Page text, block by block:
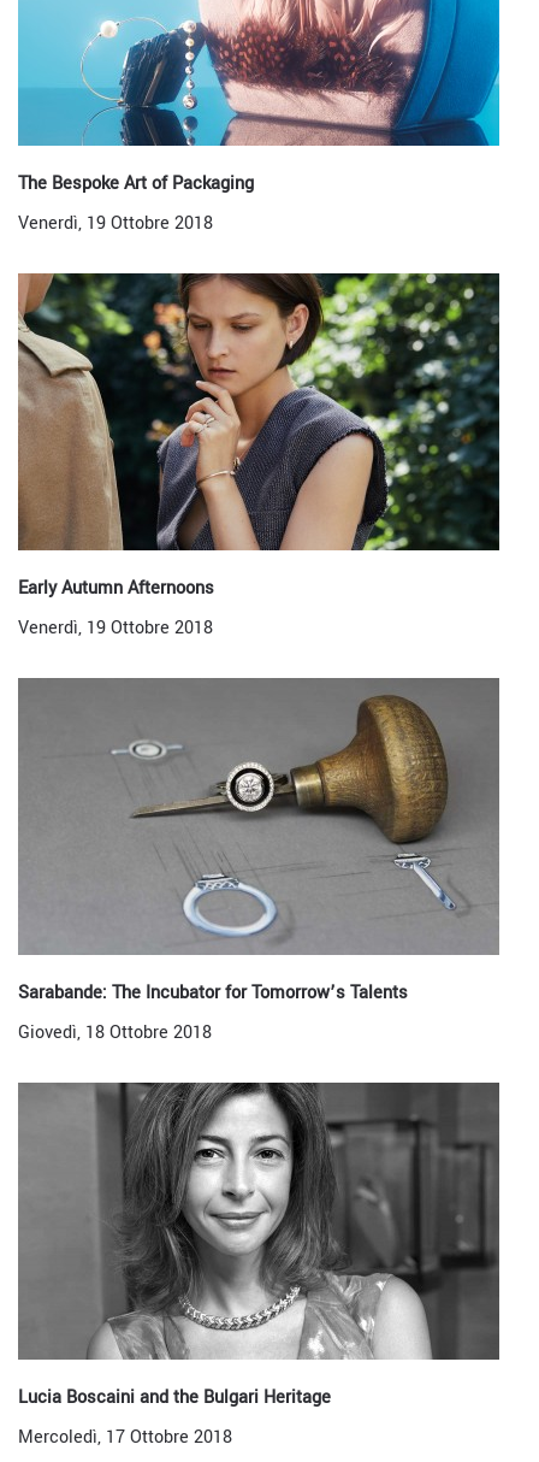
The Bespoke Art of Packaging
Venerdì, 19 Ottobre 2018
Early Autumn Afternoons
Venerdì, 19 Ottobre 2018
Sarabande: The Incubator for Tomorrow’s Talents
Giovedì, 18 Ottobre 2018
Lucia Boscaini and the Bulgari Heritage
Mercoledì, 17 Ottobre 2018